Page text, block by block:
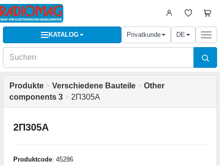
KATALOG Privatkunde DE
Produkte > Verschiedene Bauteile > Other
components 3 > 2П305А
2П305А
Produktcode: 45286